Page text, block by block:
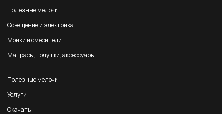
Полезные мелочи
Освещение и электрика
Мойки и смесители
Матрасы, подушки, аксессуары
Полезные мелочи
Услуги
Скачать